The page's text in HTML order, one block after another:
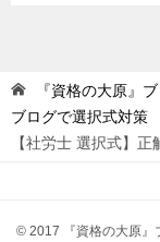
『資格の大原』
ブログで選択式対策
【社労士 選択式】
© 2017 『資格の大原』